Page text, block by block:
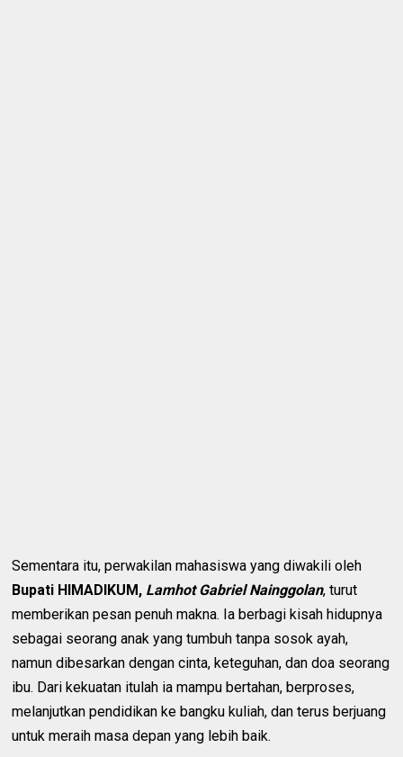
Sementara itu, perwakilan mahasiswa yang diwakili oleh
Bupati HIMADIKUM, Lamhot Gabriel Nainggolan, turut
memberikan pesan penuh makna. Ia berbagi kisah hidupnya
sebagai seorang anak yang tumbuh tanpa sosok ayah,
namun dibesarkan dengan cinta, keteguhan, dan doa seorang
ibu. Dari kekuatan itulah ia mampu bertahan, berproses,
melanjutkan pendidikan ke bangku kuliah, dan terus berjuang
untuk meraih masa depan yang lebih baik.